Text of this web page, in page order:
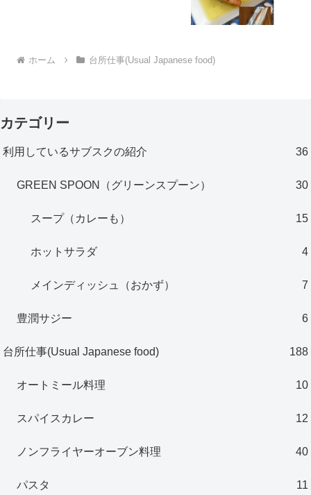
ホーム 台所仕事(Usual Japanese food)
カテゴリー
利用しているサブスクの紹介 36
GREEN SPOON（グリーンスプーン） 30
スープ（カレーも） 15
ホットサラダ 4
メインディッシュ（おかず） 7
豊潤サジー 6
台所仕事(Usual Japanese food) 188
オートミール料理 10
スパイスカレー 12
ノンフライヤーオーブン料理 40
パスタ 11